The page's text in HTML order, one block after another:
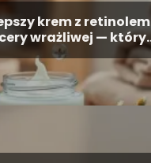
krem z retinolem
wrażliwej — który
wybrać?